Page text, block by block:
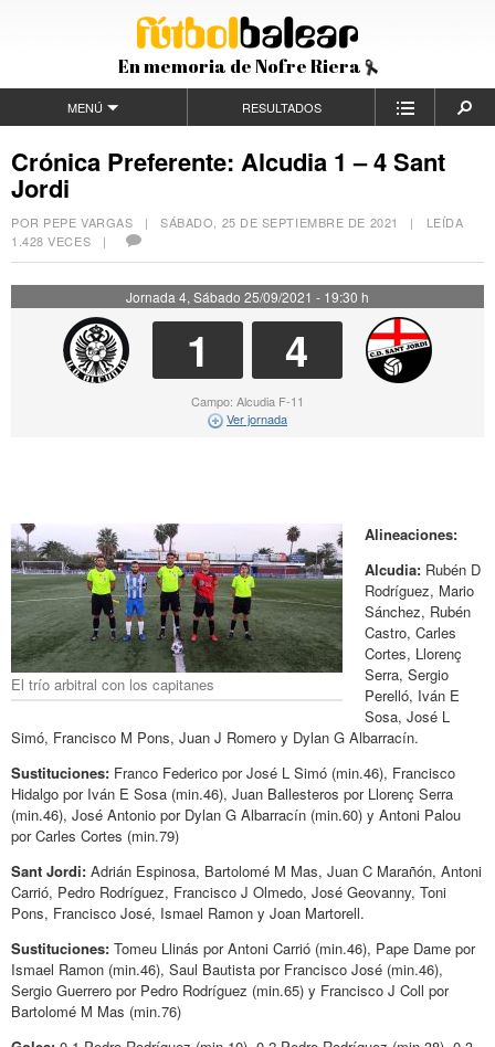
En memoria de Nofre Riera
MENÚ RESULTADOS
Crónica Preferente: Alcudia 1 – 4 Sant
Jordi
POR PEPE VARGAS |SÁBADO, 25 DE SEPTIEMBRE DE 2021
| LEÍDA
1.428 VECES |
Jornada 4, Sábado 25/09/2021 - 19:30 h
1 4
Campo: Alcudia F-11
Ver jornada
El trío arbitral con los capitanes
Alineaciones:
Alcudia: Rubén D
Rodríguez, Mario
Sánchez, Rubén
Castro, Carles
Cortes, Llorenç
Serra, Sergio
Perelló, Iván E
Sosa, José L
Simó, Francisco M Pons, Juan J Romero y Dylan G Albarracín.
Sustituciones: Franco Federico por José L Simó (min.46), Francisco
Hidalgo por Iván E Sosa (min.46), Juan Ballesteros por Llorenç Serra
(min.46), José Antonio por Dylan G Albarracín (min.60) y Antoni Palou
por Carles Cortes (min.79)
Sant Jordi: Adrián Espinosa, Bartolomé M Mas, Juan C Marañón, Antoni
Carrió, Pedro Rodríguez, Francisco J Olmedo, José Geovanny, Toni
Pons, Francisco José, Ismael Ramon y Joan Martorell.
Sustituciones: Tomeu Llinás por Antoni Carrió (min.46), Pape Dame por
Ismael Ramon (min.46), Saul Bautista por Francisco José (min.46),
Sergio Guerrero por Pedro Rodríguez (min.65) y Francisco J Coll por
Bartolomé M Mas (min.76)